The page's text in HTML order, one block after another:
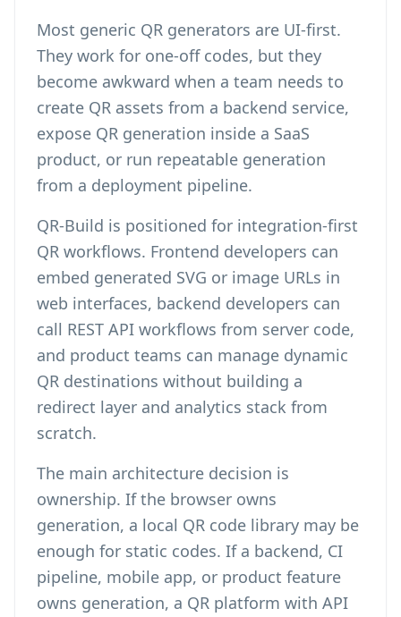
Most generic QR generators are UI-first.
They work for one-off codes, but they
become awkward when a team needs to
create QR assets from a backend service,
expose QR generation inside a SaaS
product, or run repeatable generation
from a deployment pipeline.
QR-Build is positioned for integration-first
QR workflows. Frontend developers can
embed generated SVG or image URLs in
web interfaces, backend developers can
call REST API workflows from server code,
and product teams can manage dynamic
QR destinations without building a
redirect layer and analytics stack from
scratch.
The main architecture decision is
ownership. If the browser owns
generation, a local QR code library may be
enough for static codes. If a backend, CI
pipeline, mobile app, or product feature
owns generation, a QR platform with API